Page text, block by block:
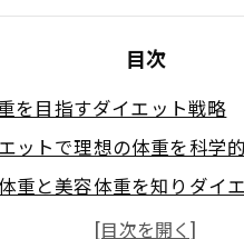
目次
を目指すダイエット戦略
ットで理想の体重を科学
重と美容体重を知りダイ
ダイエット活用で効率的な